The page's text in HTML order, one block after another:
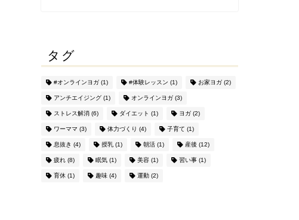
タグ
#オンラインヨガ(1) #体験レッスン (1) お家ヨガ(2)
アンチエイジング(1) オンラインヨガ(3)
ストレス解消(6) ダイエット (1) ヨガ(2)
ワーママ (3) 体力づくり (4) 子育て (1)
息抜き (4) 授乳(1) 朝活(1) 産後 (12)
疲れ(8) 眠気(1) 美容(1) 習い事(1)
育休(1) 趣味(4) 運動(2)